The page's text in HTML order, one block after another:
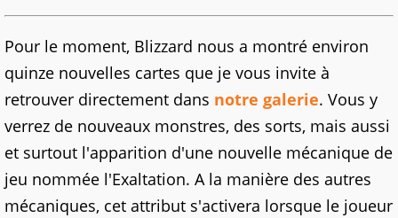
Pour le moment, Blizzard nous a montré environ
quinze nouvelles cartes que je vous invite à
retrouver directement dans notre galerie. Vous y
verrez de nouveaux monstres, des sorts, mais aussi
et surtout l'apparition d'une nouvelle mécanique de
jeu nommée l'Exaltation. A la manière des autres
mécaniques, cet attribut s'activera lorsque le joueur